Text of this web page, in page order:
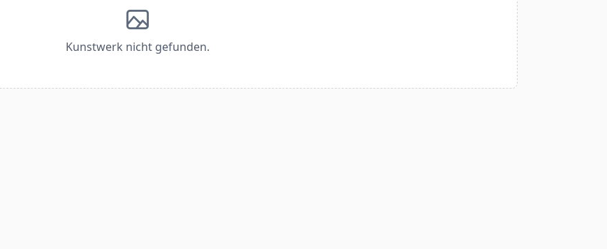
Kunstwerk nicht gefunden.